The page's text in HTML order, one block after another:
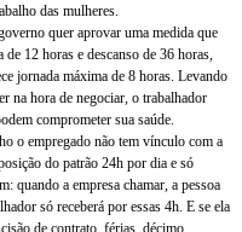
das mulheres.
quer aprovar uma medida que
12 horas e descanso de 36 horas,
jornada máxima de 8 horas. Levando
na hora de negociar, o trabalhador
comprometer sua saúde.
o empregado não tem vínculo com a
do patrão 24h por dia e só
quando a empresa chamar, a pessoa
só receberá por essas 4h. E se ela
de contrato, férias, décimo